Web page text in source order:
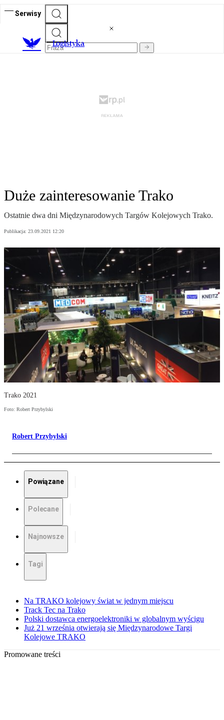
Serwisy
Logistyka
Duże zainteresowanie Trako
Ostatnie dwa dni Międzynarodowych Targów Kolejowych Trako.
Publikacja: 23.09.2021 12:20
Trako 2021
Foto: Robert Przybylski
Robert Przybylski
Powiązane
Polecane
Najnowsze
Tagi
Na TRAKO kolejowy świat w jednym miejscu
Track Tec na Trako
Polski dostawca energoelektroniki w globalnym wyścigu
Już 21 września otwierają się Międzynarodowe Targi
Kolejowe TRAKO
Promowane treści